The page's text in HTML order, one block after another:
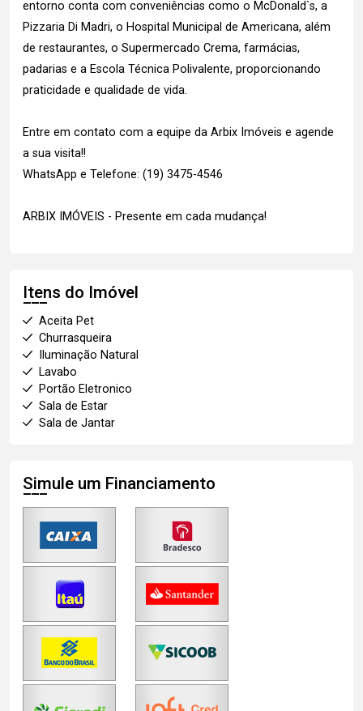
entorno conta com conveniências como o McDonald`s, a
Pizzaria Di Madri, o Hospital Municipal de Americana, além
de restaurantes, o Supermercado Crema, farmácias,
padarias e a Escola Técnica Polivalente, proporcionando
praticidade e qualidade de vida.
Entre em contato com a equipe da Arbix Imóveis e agende
a sua visita!!
WhatsApp e Telefone: (19) 3475-4546
ARBIX IMÓVEIS - Presente em cada mudança!
Itens do Imóvel
Aceita Pet
Churrasqueira
Iluminação Natural
Lavabo
Portão Eletronico
Sala de Estar
Sala de Jantar
Simule um Financiamento